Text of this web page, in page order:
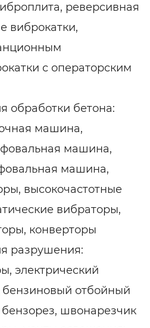
реверсивная
виброкатки,
с операторским
обработки бетона:
машина,
машина,
машина,
высокочастотные
вибраторы,
конверторы
разрушения:
электрический
бензиновый отбойный
швонарезчик